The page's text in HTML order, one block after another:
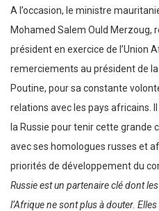
A l’occasion, le ministre
Mohamed Salem Ould Merzoug,
président en exercice de l’Union
remerciements au président de
Poutine, pour sa constante
relations avec les pays africains.
la Russie pour tenir cette
avec ses homologues russes et
priorités de développement du
Russie est un partenaire clé dont
l’Afrique ne sont plus à douter.